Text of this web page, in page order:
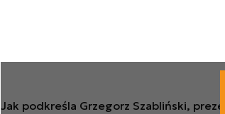
Jak podkreśla Grzegorz Szabliński,